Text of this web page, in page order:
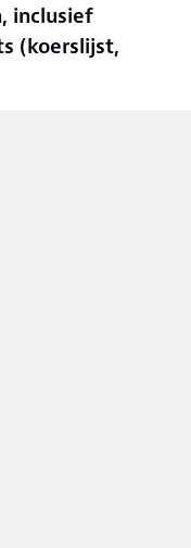
inclusief
(koerslijst,